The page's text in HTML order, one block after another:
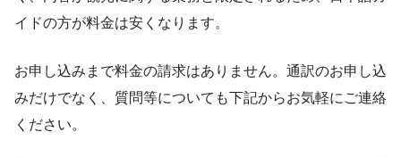
イドの方が料金は安くなります。
お申し込みまで料金の請求はありません。通訳のお申し込
みだけでなく、質問等についても下記からお気軽にご連絡
ください。